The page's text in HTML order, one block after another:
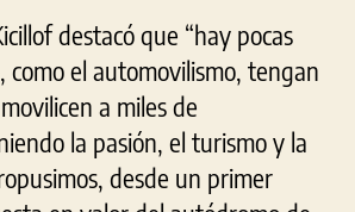
destacó que “hay pocas
como el automovilismo, tengan
a miles de
la pasión, el turismo y la
desde un primer